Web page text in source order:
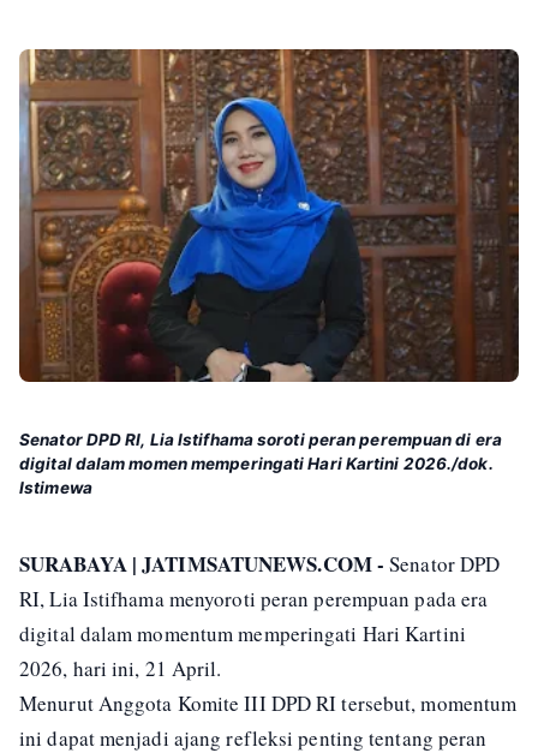
Senator DPD RI, Lia Istifhama soroti peran perempuan di era
digital dalam momen memperingati Hari Kartini 2026./dok.
Istimewa
SURABAYA | JATIMSATUNEWS.COM - Senator DPD
RI, Lia Istifhama menyoroti peran perempuan pada era
digital dalam momentum memperingati Hari Kartini
2026, hari ini, 21 April.
Menurut Anggota Komite III DPD RI tersebut, momentum
ini dapat menjadi ajang refleksi penting tentang peran